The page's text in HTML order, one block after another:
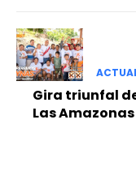
Gira triunfal
Las